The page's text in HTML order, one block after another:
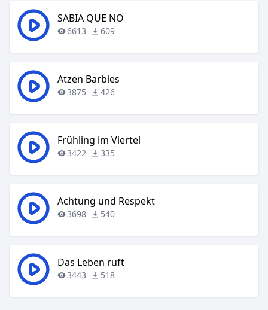
SABIA QUE NO
6613 609
Atzen Barbies
3875 426
Frühling im Viertel
3422 335
Achtung und Respekt
3698 540
Das Leben ruft
3443 518